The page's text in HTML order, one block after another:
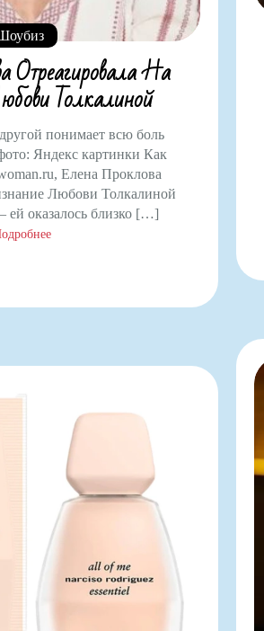
Отреагировала На
Толкалиной
понимает всю боль
Яндекс картинки Как
Елена Проклова
Любови Толкалиной
оказалось близко […]